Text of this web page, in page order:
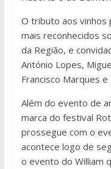
O tributo aos vinhos
mais reconhecidos
da Região, e
António Lopes,
Francisco Marques e
Além do evento de
marca do festival
prossegue com o
acontece logo de
o evento do William